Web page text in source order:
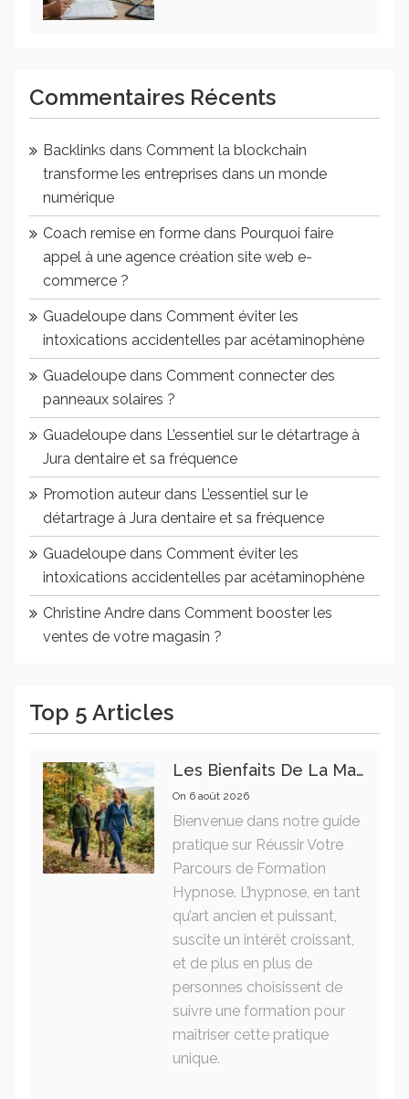
Commentaires Récents
Backlinks dans Comment la blockchain
transforme les entreprises dans un monde
numérique
Coach remise en forme dans Pourquoi faire
appel à une agence création site web e-
commerce ?
Guadeloupe dans Comment éviter les
intoxications accidentelles par acétaminophène
Guadeloupe dans Comment connecter des
panneaux solaires ?
Guadeloupe dans L’essentiel sur le détartrage à
Jura dentaire et sa fréquence
Promotion auteur dans L’essentiel sur le
détartrage à Jura dentaire et sa fréquence
Guadeloupe dans Comment éviter les
intoxications accidentelles par acétaminophène
Christine Andre dans Comment booster les
ventes de votre magasin ?
Top 5 Articles
Les Bienfaits De La Marche Sur La Santé Physique Et Mentale
On 6 août 2026
Bienvenue dans notre guide
pratique sur Réussir Votre
Parcours de Formation
Hypnose. L’hypnose, en tant
qu’art ancien et puissant,
suscite un intérêt croissant,
et de plus en plus de
personnes choisissent de
suivre une formation pour
maîtriser cette pratique
unique.